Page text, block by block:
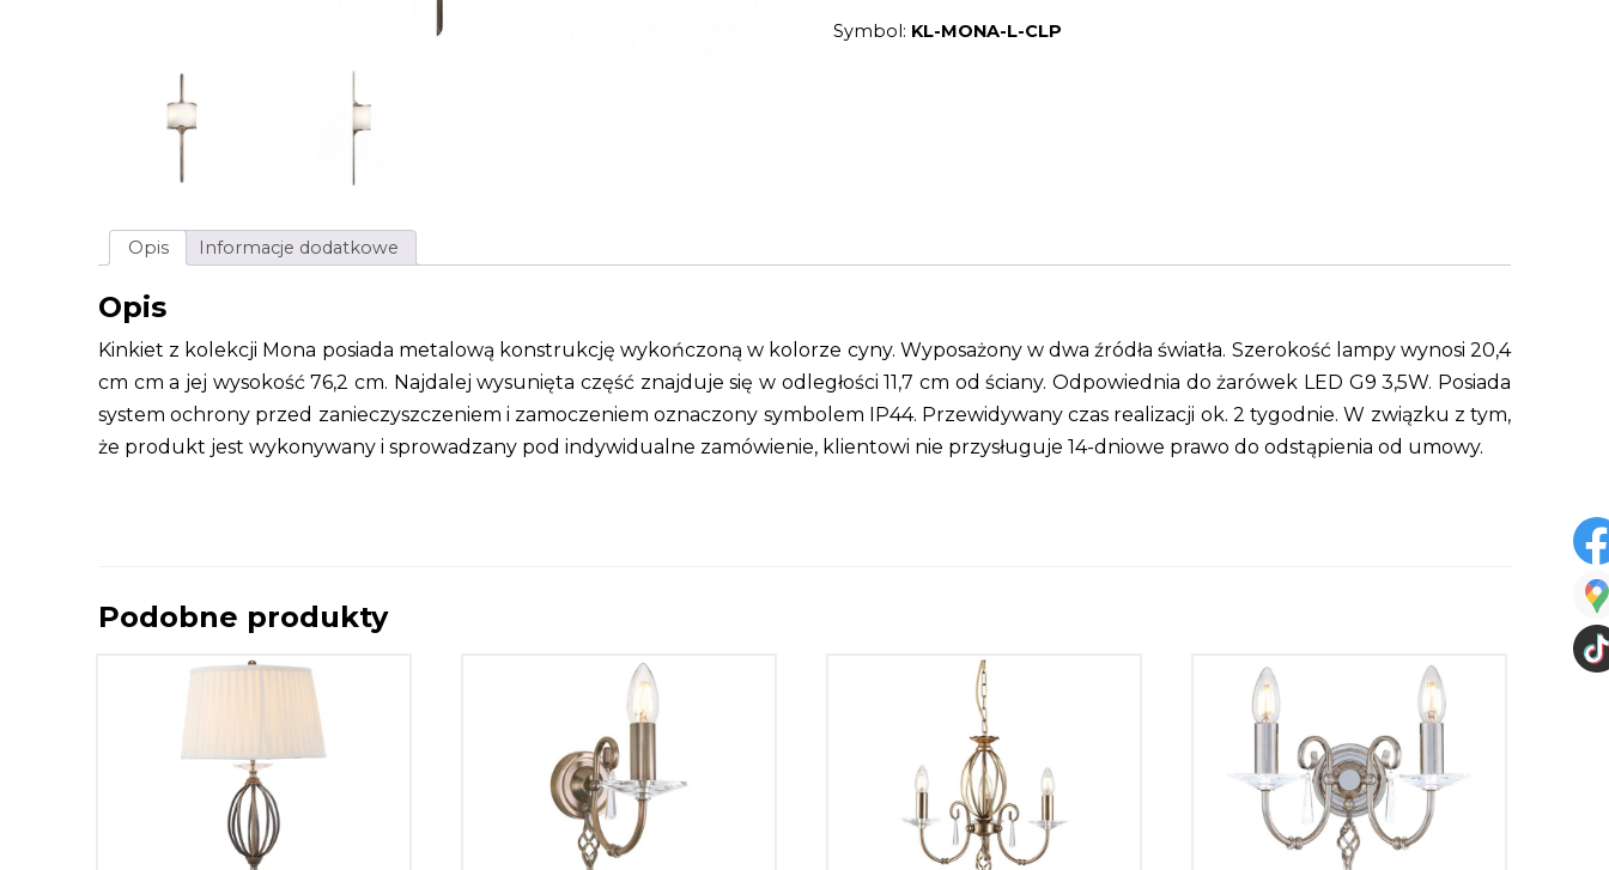
światła
Symbol: KL-MONA-L-CLP
Opis Informacje dodatkowe
Opis
Kinkiet z kolekcji Mona posiada metalową konstrukcję wykończoną w kolorze cyny. Wyposażony w dwa źródła światła. Szerokość lampy wynosi 20,4
cm cm a jej wysokość 76,2 cm. Najdalej wysunięta część znajduje się w odległości 11,7 cm od ściany. Odpowiednia do żarówek LED G9 3,5W. Posiada
system ochrony przed zanieczyszczeniem i zamoczeniem oznaczony symbolem IP44. Przewidywany czas realizacji ok. 2 tygodnie. W związku z tym,
że produkt jest wykonywany i sprowadzany pod indywidualne zamówienie, klientowi nie przysługuje 14-dniowe prawo do odstąpienia od umowy.
Podobne produkty